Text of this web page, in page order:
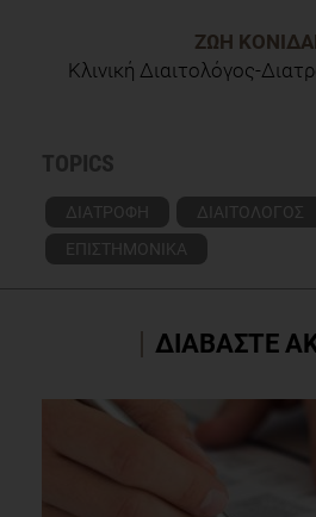
ΖΩΉ
Κλινική Διαιτολόγος-
TOPICS
ΔΙΑΤΡΟΦΗ
ΔΙΑΙΤΟΛΟΓΟΣ
ΕΠΙΣΤΗΜΟΝΙΚΑ
ΔΙΑΒΑΣΤΕ